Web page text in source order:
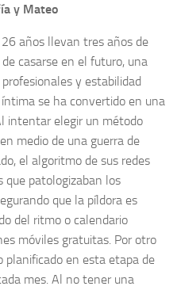
y Mateo
años llevan tres años de
casarse en el futuro, una
y estabilidad
se ha convertido en una
intentar elegir un método
medio de una guerra de
el algoritmo de sus redes
que patologizaban los
que la píldora es
del ritmo o calendario
móviles gratuitas. Por otro
planificado en esta etapa de
mes. Al no tener una